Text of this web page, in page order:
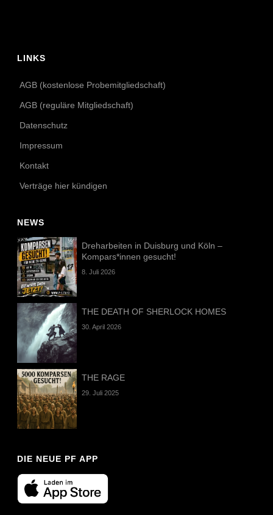
LINKS
AGB (kostenlose Probemitgliedschaft)
AGB (reguläre Mitgliedschaft)
Datenschutz
Impressum
Kontakt
Verträge hier kündigen
NEWS
Dreharbeiten in Duisburg und Köln –
Kompars*innen gesucht!
8. Juli 2026
THE DEATH OF SHERLOCK HOMES
30. April 2026
THE RAGE
29. Juli 2025
DIE NEUE PF APP